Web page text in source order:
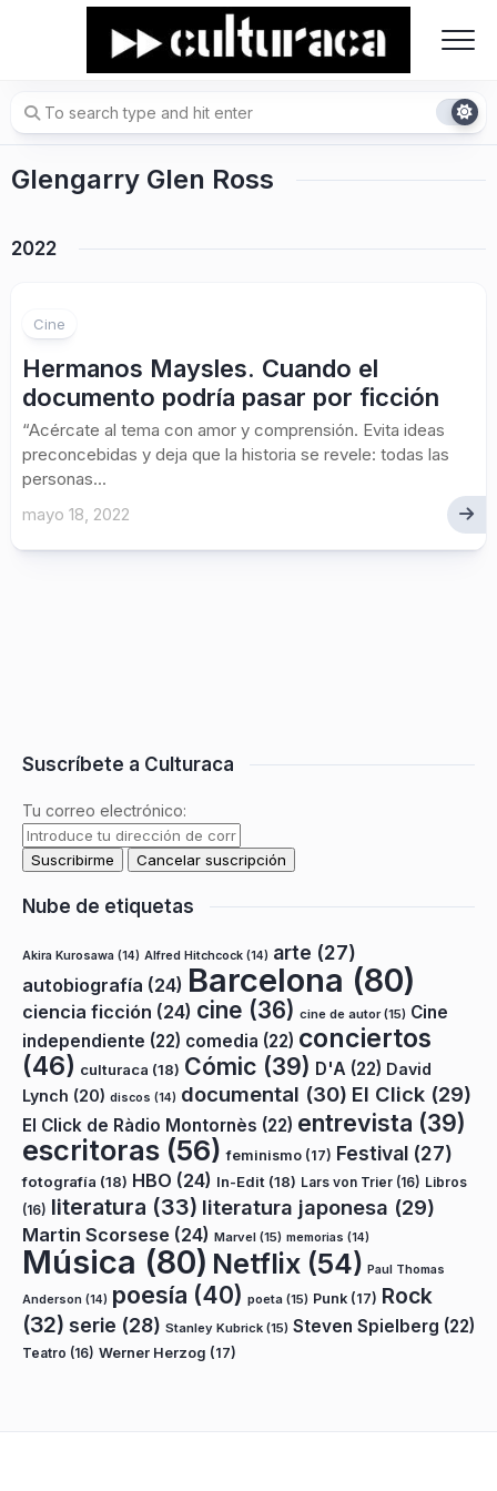
Glengarry Glen Ross
2022
Cine
Hermanos Maysles. Cuando el
documento podría pasar por ficción
“Acércate al tema con amor y comprensión. Evita ideas
preconcebidas y deja que la historia se revele: todas las
personas...
mayo 18, 2022
Suscríbete a Culturaca
Tu correo electrónico:
Nube de etiquetas
Akira Kurosawa (14) Alfred Hitchcock (14) arte (27)
autobiografía (24) Barcelona (80)
ciencia ficción (24) cine (36) cine de autor(15) Cine
independiente (22) comedia (22) conciertos
(46) culturaca (18) Cómic (39) D'A (22) David
Lynch (20) discos (14) documental (30) El Click (29)
El Click de Ràdio Montornès (22) entrevista (39)
escritoras (56) feminismo (17) Festival (27)
fotografía (18) HBO (24) In-Edit (18) Lars von Trier (16) Libros
(16) literatura (33) literatura japonesa (29)
Martin Scorsese (24) Marvel (15) memorias (14)
Música (80) Netflix (54) Paul Thomas
Anderson (14) poesía (40) poeta (15) Punk (17) Rock
(32) serie (28) Stanley Kubrick (15) Steven Spielberg (22)
Teatro (16) Werner Herzog (17)